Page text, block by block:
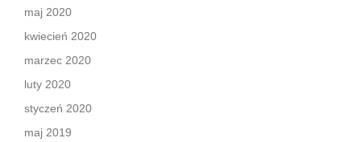
maj 2020
kwiecień 2020
marzec 2020
luty 2020
styczeń 2020
maj 2019